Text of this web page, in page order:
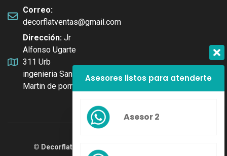
Correo:
decorflatventas@gmail.com
Dirección: Jr
Alfonso Ugarte
311 Urb
ingenieria San
Martin de porres
© Decorflat 2025
Asesores listos para atenderte
Asesor 2